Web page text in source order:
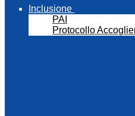
Inclusione
PAI
Protocollo